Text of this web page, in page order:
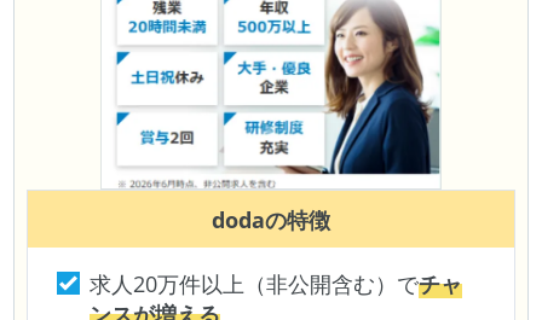
dodaの特徴
求人20万件以上（非公開含む）でチャ